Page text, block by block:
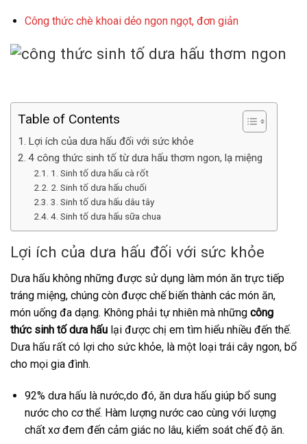
Công thức chè khoai dẻo ngon ngọt, đơn giản
Table of Contents
Lợi ích của dưa hấu đối với sức khỏe
4 công thức sinh tố từ dưa hấu thơm ngon, lạ miệng
1. Sinh tố dưa hấu cà rốt
2. Sinh tố dưa hấu chuối
3. Sinh tố dưa hấu dâu tây
4. Sinh tố dưa hấu sữa chua
Lợi ích của dưa hấu đối với sức khỏe
Dưa hấu không những được sử dụng làm món ăn trực tiếp
tráng miệng, chúng còn được chế biến thành các món ăn,
món uống đa dạng. Không phải tự nhiên mà những công
thức sinh tố dưa hấu lại được chị em tìm hiểu nhiều đến thế.
Dưa hấu rất có lợi cho sức khỏe, là một loại trái cây ngon, bổ
cho mọi gia đình.
92% dưa hấu là nước,do đó, ăn dưa hấu giúp bổ sung
nước cho cơ thể. Hàm lượng nước cao cùng với lượng
chất xơ đem đến cảm giác no lâu, kiểm soát chế độ ăn.